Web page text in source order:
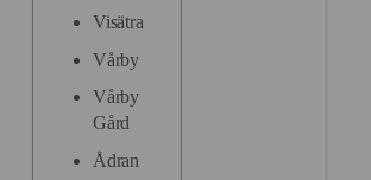
Visätra
Vårby
Vårby
Gård
Ådran